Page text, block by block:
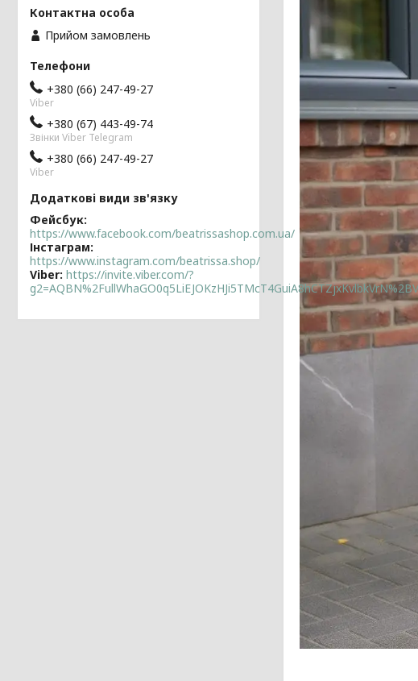
Прийом замовлень
+380 (66) 247-49-27
Viber
+380 (67) 443-49-74
Звінки Viber Telegram
+380 (66) 247-49-27
Viber
Фейсбук
https://www.facebook.com/beatrissashop.com.ua/
Інстаграм
https://www.instagram.com/beatrissa.shop/
Viber https://invite.viber.com/?